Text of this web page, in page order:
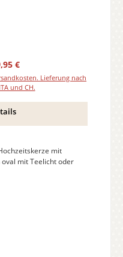
Preis:
€
Lieferung nach
und CH.